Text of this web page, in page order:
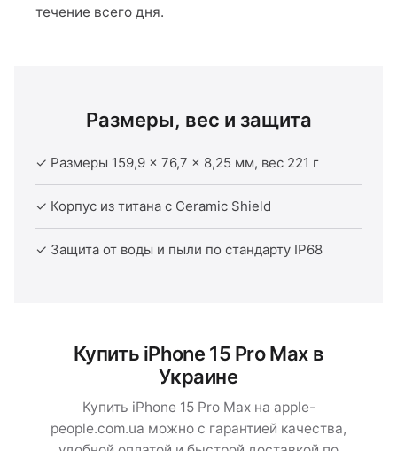
течение всего дня.
Размеры, вес и защита
✓ Размеры 159,9 × 76,7 × 8,25 мм, вес 221 г
✓ Корпус из титана с Ceramic Shield
✓ Защита от воды и пыли по стандарту IP68
Купить iPhone 15 Pro Max в
Украине
Купить iPhone 15 Pro Max на apple-
people.com.ua можно с гарантией качества,